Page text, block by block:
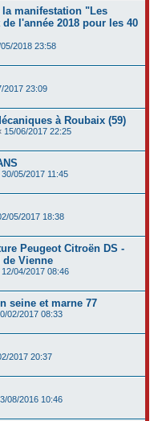
manifestation "Les
l'année 2018 pour les 40
05/2018 23:58
2017 23:09
à Roubaix (59)
15/06/2017 22:25
30/05/2017 11:45
05/2017 18:38
Peugeot Citroën DS -
de Vienne
12/04/2017 08:46
seine et marne 77
02/2017 08:33
2017 20:37
08/2016 10:46